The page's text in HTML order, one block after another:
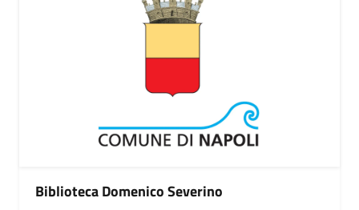
Biblioteca Domenico Severino